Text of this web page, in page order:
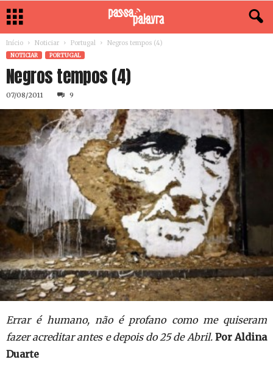
Início Noticiar Portugal Negros tempos (4)
NOTICIAR PORTUGAL
Negros tempos (4)
07/08/2011 9
Errar é humano, não é profano como me quiseram
fazer acreditar antes e depois do 25 de Abril. Por Aldina
Duarte